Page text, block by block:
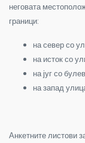
неговата
граници:
на север со
на исток со
на југ со
на запад
Анкетните листови